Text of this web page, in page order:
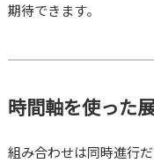
期待できます。
時間軸を使った
組み合わせは同時進行だ